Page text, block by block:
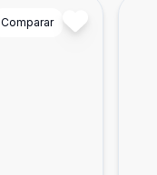
Comparar